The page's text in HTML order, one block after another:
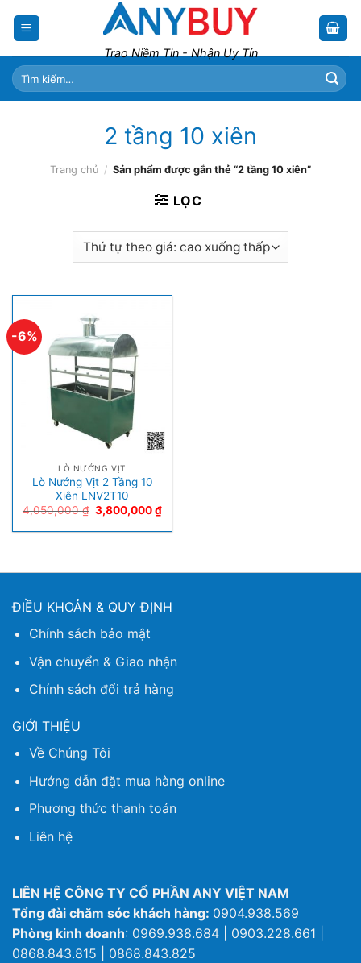
Trao Niềm Tin - Nhận Uy Tín
Tìm
kiếm:
2 tầng 10 xiên
Trang chủ / Sản phẩm được gắn thẻ “2 tầng 10 xiên”
LỌC
-6%
LÒ NƯỚNG VỊT
Lò Nướng Vịt 2 Tầng 10
Xiên LNV2T10
4,050,000₫ 3,800,000₫
ĐIỀU KHOẢN & QUY ĐỊNH
Chính sách bảo mật
Vận chuyển & Giao nhận
Chính sách đổi trả hàng
GIỚI THIỆU
Về Chúng Tôi
Hướng dẫn đặt mua hàng online
Phương thức thanh toán
Liên hệ
LIÊN HỆ CÔNG TY CỔ PHẦN ANY VIỆT NAM
Tổng đài chăm sóc khách hàng: 0904.938.569
Phòng kinh doanh: 0969.938.684 | 0903.228.661 |
0868.843.815 | 0868.843.825